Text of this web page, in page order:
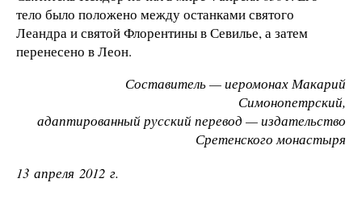
тело было положено между останками святого
Леандра и святой Флорентины в Севилье, а затем
перенесено в Леон.
Составитель — иеромонах Макарий
Симонопетрский,
адаптированный русский перевод — издательство
Сретенского монастыря
13 апреля 2012 г.